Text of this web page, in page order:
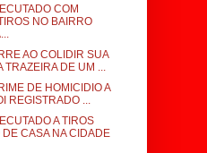
COM
NO BAIRRO
AO COLIDIR SUA
TRAZEIRA DE UM ...
DE HOMICIDIO A
REGISTRADO ...
A TIROS
DE CASA NA CIDADE